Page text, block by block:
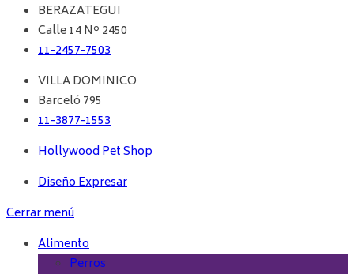
BERAZATEGUI
Calle 14 Nº 2450
11-2457-7503
VILLA DOMINICO
Barceló 795
11-3877-1553
Hollywood Pet Shop
Diseño Expresar
Cerrar menú
Alimento
Perros